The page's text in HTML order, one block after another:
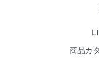
商品カ